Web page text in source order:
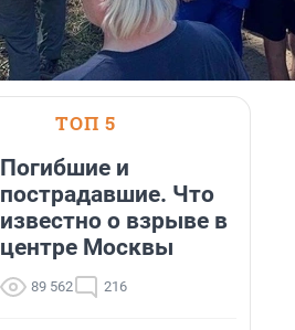
ТОП 5
Погибшие и
пострадавшие. Что
известно о взрыве в
центре Москвы
89 562 216